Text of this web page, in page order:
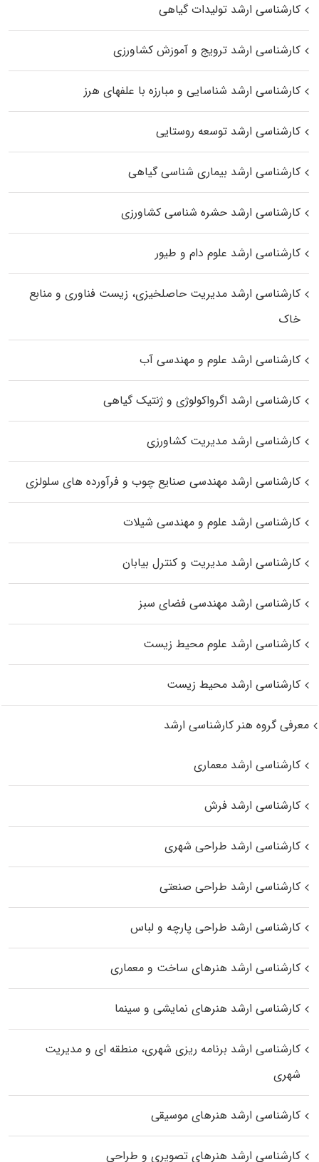
کارشناسی ارشد تولیدات گیاهی
کارشناسی ارشد ترویج و آموزش کشاورزی
کارشناسی ارشد شناسایی و مبارزه با علفهای هرز
کارشناسی ارشد توسعه روستایی
کارشناسی ارشد بیماری‌ شناسی گیاهی
کارشناسی ارشد حشره‌ شناسی کشاورزی
کارشناسی ارشد علوم دام و طیور
کارشناسی ارشد مدیریت حاصلخیزی، زیست فناوری و منابع
خاک
کارشناسی ارشد علوم و مهندسی آب
کارشناسی ارشد اگرواکولوژی و ژنتیک گیاهی
کارشناسی ارشد مدیریت کشاورزی
کارشناسی ارشد مهندسی صنایع چوب و فرآورده‌ های سلولزی
کارشناسی ارشد علوم و مهندسی شیلات
کارشناسی ارشد مدیریت و کنترل بیابان
کارشناسی ارشد مهندسی فضای سبز
کارشناسی ارشد علوم محیط‌ زیست
کارشناسی ارشد محیط زیست
معرفی گروه هنر کارشناسی ارشد
کارشناسی ارشد معماری
کارشناسی ارشد فرش
کارشناسی ارشد طراحی شهری
کارشناسی ارشد طراحی صنعتی
کارشناسی ارشد طراحی پارچه و لباس
کارشناسی ارشد هنرهای ساخت و معماری
کارشناسی ارشد هنرهای نمایشی و سینما
کارشناسی ارشد برنامه ریزی شهری، منطقه‌ ای و مدیریت
شهری
کارشناسی ارشد هنرهای موسیقی
کارشناسی ارشد هنرهای تصویری و طراحی